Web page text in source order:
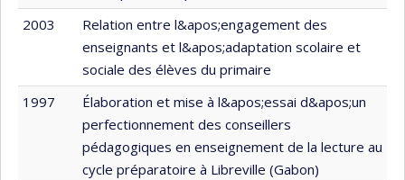
2003
Relation entre l&apos;engagement des
enseignants et l&apos;adaptation scolaire et
sociale des élèves du primaire
1997
Élaboration et mise à l&apos;essai d&apos;un
perfectionnement des conseillers
pédagogiques en enseignement de la lecture au
cycle préparatoire à Libreville (Gabon)